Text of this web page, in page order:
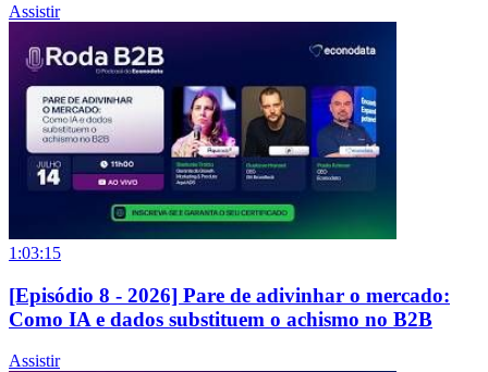
Assistir
1:03:15
[Episódio 8 - 2026] Pare de adivinhar o mercado:
Como IA e dados substituem o achismo no B2B
Assistir